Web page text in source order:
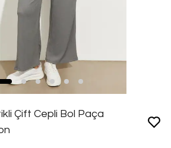
Çift Cepli Bol Paça